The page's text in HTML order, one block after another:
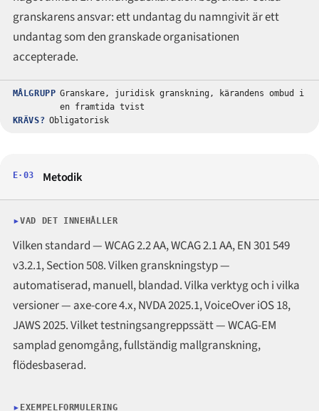
granskarens ansvar: ett undantag du namngivit är ett
undantag som den granskade organisationen
accepterade.
MÅLGRUPP Granskare, juridisk granskning, kärandens ombud i
en framtida tvist
KRÄVS? Obligatorisk
E·03 Metodik
VAD DET INNEHÅLLER
Vilken standard — WCAG 2.2 AA, WCAG 2.1 AA, EN 301 549
v3.2.1, Section 508. Vilken granskningstyp —
automatiserad, manuell, blandad. Vilka verktyg och i vilka
versioner — axe-core 4.x, NVDA 2025.1, VoiceOver iOS 18,
JAWS 2025. Vilket testningsangreppssätt — WCAG-EM
samplad genomgång, fullständig mallgranskning,
flödesbaserad.
EXEMPELFORMULERING